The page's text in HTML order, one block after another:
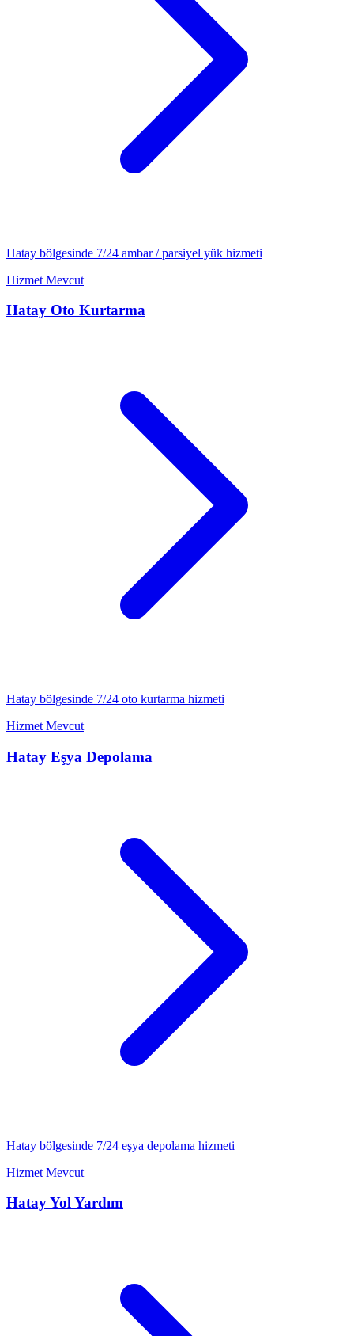
Hatay bölgesinde 7/24 ambar / parsiyel yük hizmeti
Hizmet Mevcut
Hatay Oto Kurtarma
Hatay bölgesinde 7/24 oto kurtarma hizmeti
Hizmet Mevcut
Hatay Eşya Depolama
Hatay bölgesinde 7/24 eşya depolama hizmeti
Hizmet Mevcut
HatayYol Yardım